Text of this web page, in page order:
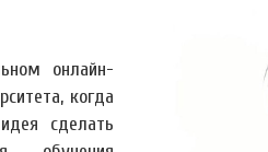
онлайн-
когда
сделать